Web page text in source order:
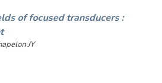
of focused transducers :
JY